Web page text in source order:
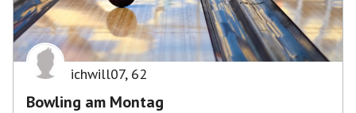
ichwill07, 62
Bowling am Montag